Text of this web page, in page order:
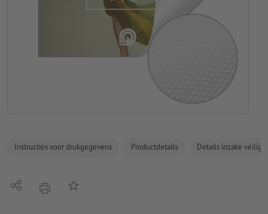
Instructies voor drukgegevens Productdetails Details inzake
Delen afdrukkenOp de lijst